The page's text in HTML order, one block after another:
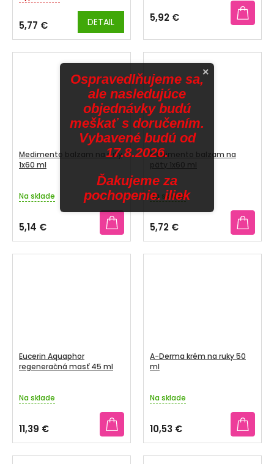
5,77 € DETAIL
produktu
je
5,92 €
Medimento balzam na ruky
1x60 ml
Na sklade
5,14 €
Medimento balzam na
päty 1x60 ml
Na sklade
5,72 €
Eucerin Aquaphor
regeneračná masť 45 ml
Na sklade
11,39 €
A-Derma krém na ruky 50
ml
Na sklade
10,53 €
×
Ospravedlňujeme sa,
ale nasledujúce
objednávky budú
meškať s doručením.
Vybavené budú od
17.8.2026.
Ďakujeme za
pochopenie. iliek